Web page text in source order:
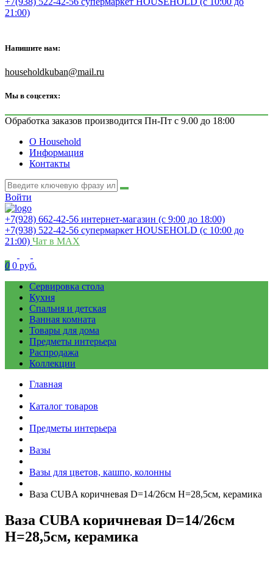
21:00)
Напишите нам:
householdkuban@mail.ru
Мы в соцсетях:
Обработка заказов производится Пн-Пт с 9.00 до 18:00
О Household
Информация
Контакты
Войти
+7(928) 662-42-56 интернет-магазин (с 9:00 до 18:00)
+7(938) 522-42-56 супермаркет HOUSEHOLD (с 10:00 до
21:00) Чат в MAX
0 0 руб.
Сервировка стола
Кухня
Спальня и детская
Ванная комната
Товары для дома
Предметы интерьера
Распродажа
Коллекции
Главная
Каталог товаров
Предметы интерьера
Вазы
Вазы для цветов, кашпо, колонны
Ваза CUBA коричневая D=14/26см H=28,5см, керамика
Ваза CUBA коричневая D=14/26см
H=28,5см, керамика